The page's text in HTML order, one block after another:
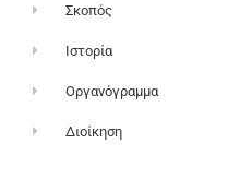
Σκοπός
Ιστορία
Οργανόγραμμα
Διοίκηση